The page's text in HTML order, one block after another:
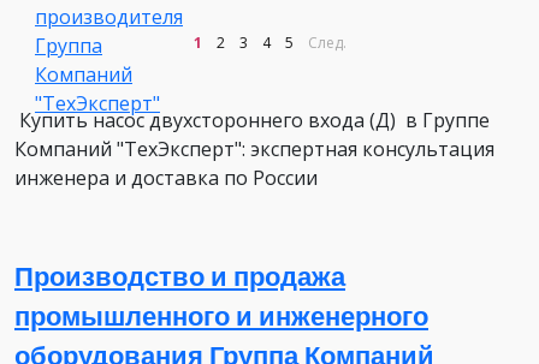
1 2 3 4 5 След.
Купить насос двухстороннего входа (Д) в Группе
Компаний "ТехЭксперт": экспертная консультация
инженера и доставка по России
Производство и продажа
промышленного и инженерного
оборудования Группа Компаний